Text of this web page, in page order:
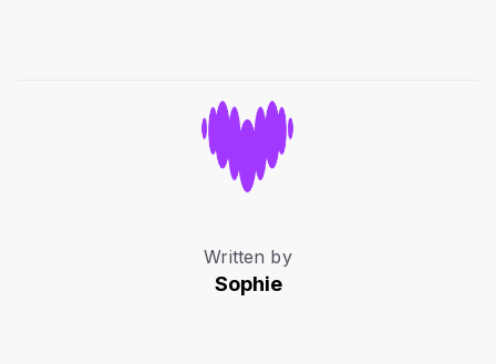
Written by
Sophie